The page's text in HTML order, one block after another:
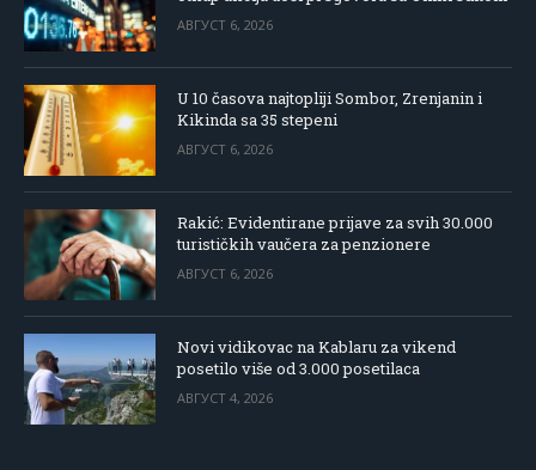
АВГУСТ 6, 2026
U 10 časova najtopliji Sombor, Zrenjanin i
Kikinda sa 35 stepeni
АВГУСТ 6, 2026
Rakić: Evidentirane prijave za svih 30.000
turističkih vaučera za penzionere
АВГУСТ 6, 2026
Novi vidikovac na Kablaru za vikend
posetilo više od 3.000 posetilaca
АВГУСТ 4, 2026